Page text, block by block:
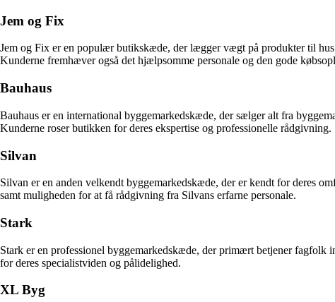
Jem og Fix
Jem og Fix er en populær butikskæde, der lægger vægt på produkter til
Kunderne fremhæver også det hjælpsomme personale og den gode
Bauhaus
Bauhaus er en international byggemarkedskæde, der sælger alt fra
Kunderne roser butikken for deres ekspertise og professionelle rådgivning.
Silvan
Silvan er en anden velkendt byggemarkedskæde, der er kendt for deres
samt muligheden for at få rådgivning fra Silvans erfarne personale.
Stark
Stark er en professionel byggemarkedskæde, der primært betjener
for deres specialistviden og pålidelighed.
XL Byg